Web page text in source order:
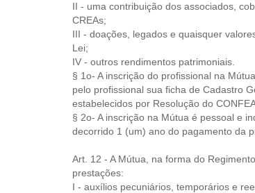
II - uma contribuição dos associados,
CREAs;
III - doações, legados e quaisquer
Lei;
IV - outros rendimentos patrimoniais.
§ 1o- A inscrição do profissional na
pelo profissional sua ficha de Cadastro
estabelecidos por Resolução do
§ 2o- A inscrição na Mútua é pessoal e
decorrido 1 (um) ano do pagamento da
Art. 12 - A Mútua, na forma do
prestações:
I - auxílios pecuniários, temporários e